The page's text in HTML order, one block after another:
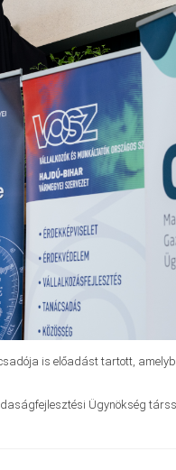
is előadást tartott,
Ügynökség